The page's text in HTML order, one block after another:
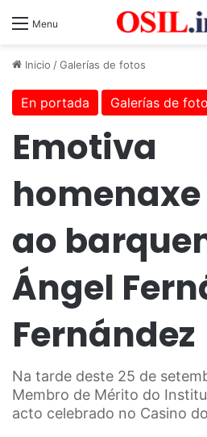
Menu
Inicio /Galerías de fotos
En portada Galerías de
Emotiva
homenaxe
ao
Ángel
Fernández
Na tarde deste 25 de
Membro de Mérito do
acto celebrado no Casino